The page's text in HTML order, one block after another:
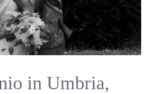
in Umbria,